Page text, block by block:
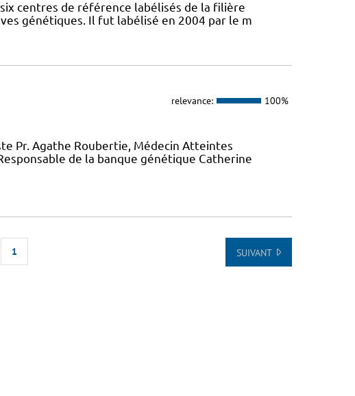
centres de référence labélisés de la filière
génétiques. Il fut labélisé en 2004 par le m
relevance: 100%
Pr. Agathe Roubertie, Médecin Atteintes
de la banque génétique Catherine
1 SUIVANT